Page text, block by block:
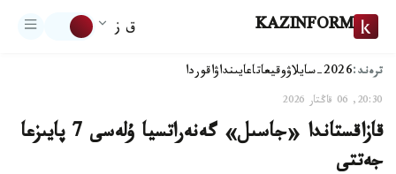
KAZINFORM ق ز
ترەند:2026-سايلاۋ وقيعاتاعايىنداۋاقوردا
20:30, 06 قاڭتار 2026
قازاقستاندا «جاسىل» گەنەراتسيا ۇلەسى 7 پايىزعا
جەتتى